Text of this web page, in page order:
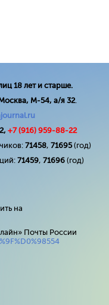
18 лет и старше.
М-54, а/я 32.
+7 (916) 959-88-22
71458, 71695(год)
71459, 71696 (год)
на
Почты России